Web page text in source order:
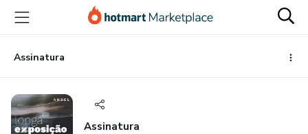
para
conteúdo
principal
para
pagamento
para
rodapé
Assinatura
Assinatura